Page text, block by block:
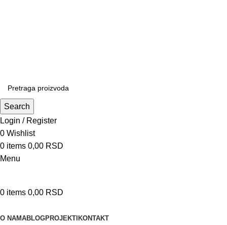
Search
Login / Register
0 Wishlist
0 items 0,00 RSD
Menu
0 items 0,00 RSD
O NAMABLOGPROJEKTIKONTAKT